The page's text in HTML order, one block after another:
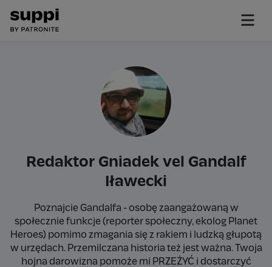
Redaktor Gniadek vel Gandalf
Iławecki
Poznajcie Gandalfa - osobę zaangażowaną w
społecznie funkcje (reporter społeczny, ekolog Planet
Heroes) pomimo zmagania się z rakiem i ludzką głupotą
w urzędach. Przemilczana historia też jest ważna. Twoja
hojna darowizna pomoże mi PRZEŻYĆ i dostarczyć